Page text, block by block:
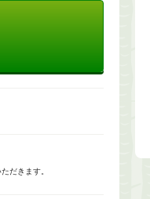
だきます。